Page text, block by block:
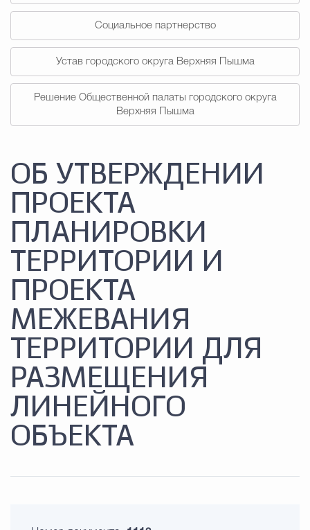
Социальное партнерство
Устав городского округа Верхняя Пышма
Решение Общественной палаты городского округа
Верхняя Пышма
ОБ УТВЕРЖДЕНИИ
ПРОЕКТА
ПЛАНИРОВКИ
ТЕРРИТОРИИ И
ПРОЕКТА
МЕЖЕВАНИЯ
ТЕРРИТОРИИ ДЛЯ
РАЗМЕЩЕНИЯ
ЛИНЕЙНОГО
ОБЪЕКТА